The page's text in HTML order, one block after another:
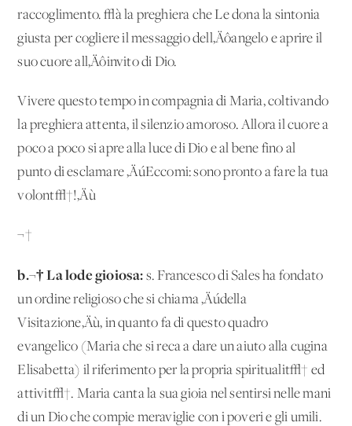
raccoglimento. √à la preghiera che Le dona la sintonia
giusta per cogliere il messaggio dell‚Äôangelo e aprire il
suo cuore all‚Äôinvito di Dio.
Vivere questo tempo in compagnia di Maria, coltivando
la preghiera attenta, il silenzio amoroso. Allora il cuore a
poco a poco si apre alla luce di Dio e al bene fino al
punto di esclamare ‚ÄúEccomi: sono pronto a fare la tua
volont√†!‚Äù
¬†
b.¬† La lode gioiosa: s. Francesco di Sales ha fondato
un ordine religioso che si chiama ‚Äúdella
Visitazione‚Äù, in quanto fa di questo quadro
evangelico (Maria che si reca a dare un aiuto alla cugina
Elisabetta) il riferimento per la propria spiritualit√† ed
attivit√†. Maria canta la sua gioia nel sentirsi nelle mani
di un Dio che compie meraviglie con i poveri e gli umili.